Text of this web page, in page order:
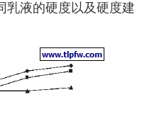
乳液的硬度以及硬度建